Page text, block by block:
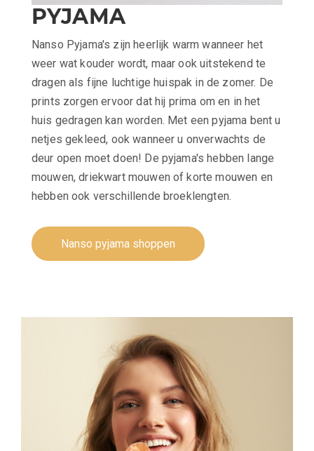
PYJAMA
Nanso Pyjama's zijn heerlijk warm wanneer het
weer wat kouder wordt, maar ook uitstekend te
dragen als fijne luchtige huispak in de zomer. De
prints zorgen ervoor dat hij prima om en in het
huis gedragen kan worden. Met een pyjama bent u
netjes gekleed, ook wanneer u onverwachts de
deur open moet doen! De pyjama's hebben lange
mouwen, driekwart mouwen of korte mouwen en
hebben ook verschillende broeklengten.
Nanso pyjama shoppen